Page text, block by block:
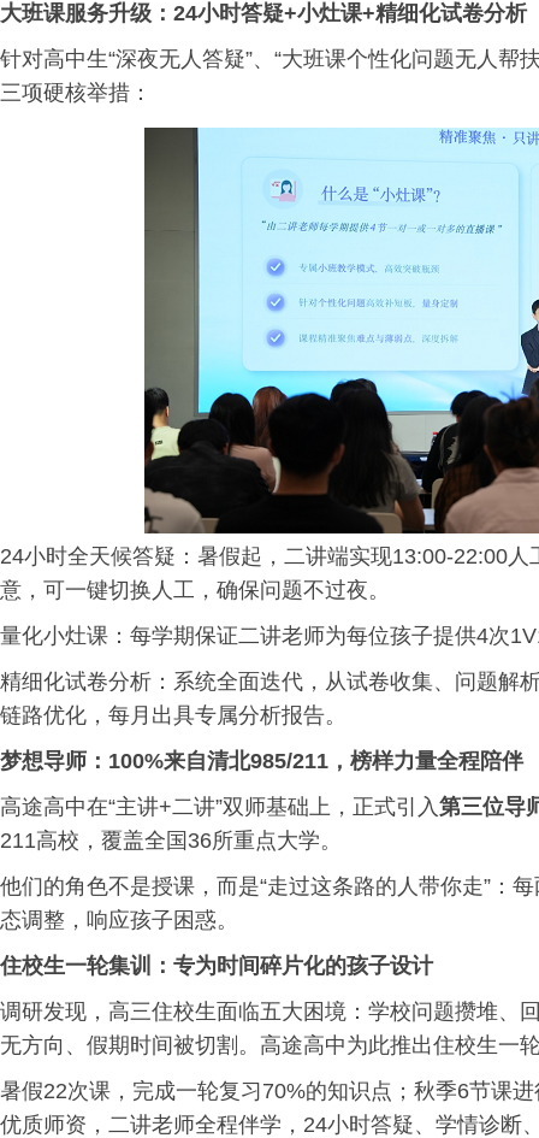
大班课服务升级：24小时答疑+小灶课+精细化试卷分析
针对高中生“深夜无人答疑”、“大班课个性化问题无人帮
三项硬核举措：
24小时全天候答疑：暑假起，二讲端实现13:00-22:00
意，可一键切换人工，确保问题不过夜。
量化小灶课：每学期保证二讲老师为每位孩子提供4次
精细化试卷分析：系统全面迭代，从试卷收集、问题解
链路优化，每月出具专属分析报告。
梦想导师：100%来自清北985/211，榜样力量全程陪伴
高途高中在“主讲+二讲”双师基础上，正式引入第三位导
211高校，覆盖全国36所重点大学。
他们的角色不是授课，而是“走过这条路的人带你走”：
态调整，响应孩子困惑。
住校生一轮集训：专为时间碎片化的孩子设计
调研发现，高三住校生面临五大困境：学校问题攒堆、
无方向、假期时间被切割。高途高中为此推出住校生一
暑假22次课，完成一轮复习70%的知识点；秋季6节课
优质师资，二讲老师全程伴学，24小时答疑、学情诊断